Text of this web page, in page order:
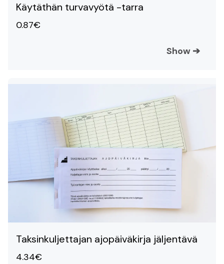
Käytäthän turvavyötä -tarra
0.87€
Show ➔
Taksinkuljettajan ajopäiväkirja jäljentävä
4.34€